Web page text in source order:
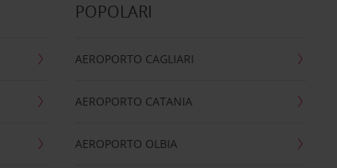
POPOLARI
AEROPORTO CAGLIARI
AEROPORTO CATANIA
AEROPORTO OLBIA